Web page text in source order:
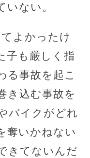
いない。
よかったけ
子も厳しく指
る事故を起こ
き込む事故を
バイクがどれ
奪いかねない
きてないんだ